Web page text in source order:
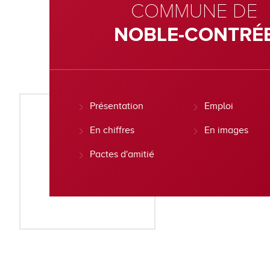
COMMUNE DE
NOBLE-
Présentation Emploi
En chiffres En images
Pactes d'amitié